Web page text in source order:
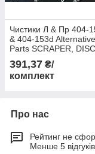
Чистики Л & Пр 404-
& 404-153d Alternative
Parts SCRAPER,
& Lh
391,37 ₴/
комплект
Про нас
Рейтинг не
Менше 5